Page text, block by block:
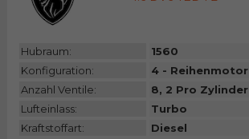
Hubraum: 1560
Konfiguration:
4 - Reihenmotor
Anzahl Ventile:
8, 2 Pro Zylinder
Lufteinlass:
Turbo
Kraftstoffart:
Diesel